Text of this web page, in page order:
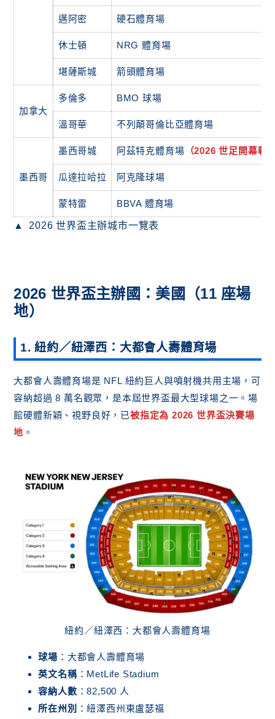
邁阿密 硬石體育場
休士頓 NRG 體育場
堪薩斯城 箭頭體育場
加拿大
多倫多 BMO 球場
溫哥華 不列顛哥倫比亞體育場
墨西哥
墨西哥城 阿茲特克體育場 （2026 世足開幕戰
瓜達拉哈拉 阿克隆球場
蒙特雷 BBVA 體育場
2026 世界盃主辦城市一覽表
2026 世界盃主辦國：美國（11 座場
地）
1. 紐約／紐澤西：大都會人壽體育場
大都會人壽體育場是 NFL 紐約巨人與噴射機共用主場，可
容納超過 8 萬名觀眾，是本屆世界盃最大型球場之一。場
館硬體新穎、視野良好，已被指定為 2026 世界盃決賽場
地 。
紐約／紐澤西：大都會人壽體育場
球場 ：大都會人壽體育場
英文名稱：MetLife Stadium
容納人數 ：82,500 人
所在州別
：紐澤西州東盧瑟福